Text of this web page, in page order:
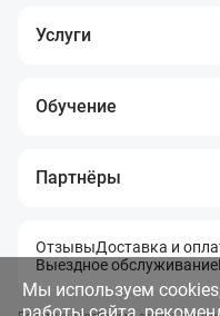
Услуги
Обучение
Партнёры
ОтзывыДоставка и
Выездное обслуживание
Мы используем